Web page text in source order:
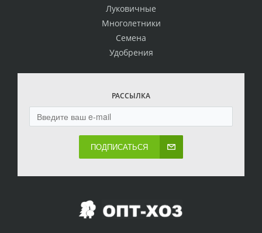
Луковичные
Многолетники
Семена
Удобрения
РАССЫЛКА
ПОДПИСАТЬСЯ